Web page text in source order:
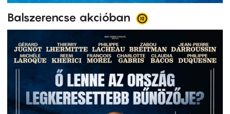
Balszerencse akcióban